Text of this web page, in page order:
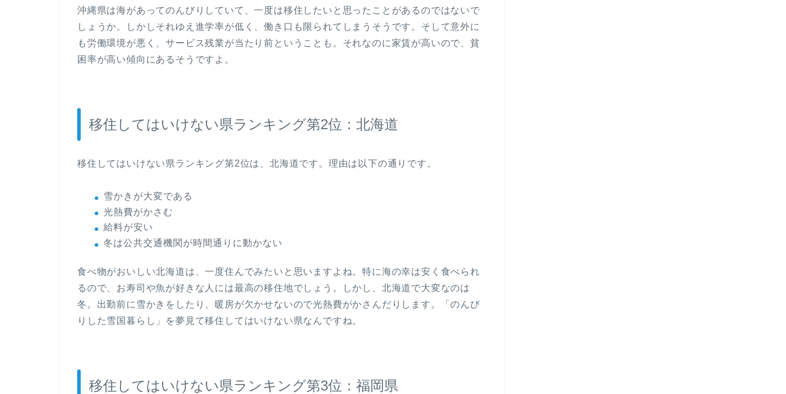
沖縄県は海があってのんびりしていて、一度は移住したいと思ったことがあるのではないで
しょうか。しかしそれゆえ進学率が低く、働き口も限られてしまうそうです。そして意外に
も労働環境が悪く、サービス残業が当たり前ということも。それなのに家賃が高いので、貧
困率が高い傾向にあるそうですよ。
移住してはいけない県ランキング第2位：北海道
移住してはいけない県ランキング第2位は、北海道です。理由は以下の通りです。
雪かきが大変である
光熱費がかさむ
給料が安い
冬は公共交通機関が時間通りに動かない
食べ物がおいしい北海道は、一度住んでみたいと思いますよね。特に海の幸は安く食べられ
るので、お寿司や魚が好きな人には最高の移住地でしょう。しかし、北海道で大変なのは
冬。出勤前に雪かきをしたり、暖房が欠かせないので光熱費がかさんだりします。「のんび
りした雪国暮らし」を夢見て移住してはいけない県なんですね。
移住してはいけない県ランキング第3位：福岡県